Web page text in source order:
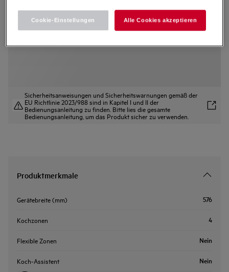
Fast & Powerful: Schnelleres und effizienteres Aufheizen
Hob2Hood: Automatische Steuerung der Dunstabzugshaube
Sicherheitsanweisungen und Sicherheitswarnungen gemäß der
EU Richtlinie 2023/988 sind in Kapitel I und II der
Bedienungsanleitung zu finden. Bitte lies die gesamte
Bedienungsanleitung, um das Produkt sicher zu verwenden.
Produktmerkmale
Gerätebreite (mm) 576
Kochzonen 4
Flexible Zonen Nein
Koch-Assistent Nein
Cookie-Einstellungen Alle Cookies akzeptieren